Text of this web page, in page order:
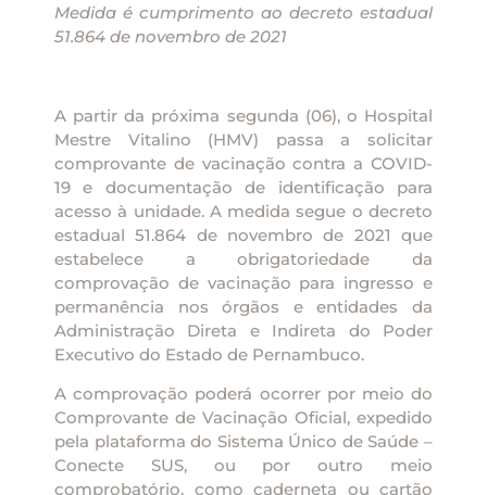
Medida é cumprimento ao decreto estadual
51.864 de novembro de 2021
A partir da próxima segunda (06), o Hospital
Mestre Vitalino (HMV) passa a solicitar
comprovante de vacinação contra a COVID-
19 e documentação de identificação para
acesso à unidade. A medida segue o decreto
estadual 51.864 de novembro de 2021 que
estabelece a obrigatoriedade da
comprovação de vacinação para ingresso e
permanência nos órgãos e entidades da
Administração Direta e Indireta do Poder
Executivo do Estado de Pernambuco.
A comprovação poderá ocorrer por meio do
Comprovante de Vacinação Oficial, expedido
pela plataforma do Sistema Único de Saúde –
Conecte SUS, ou por outro meio
comprobatório, como caderneta ou cartão